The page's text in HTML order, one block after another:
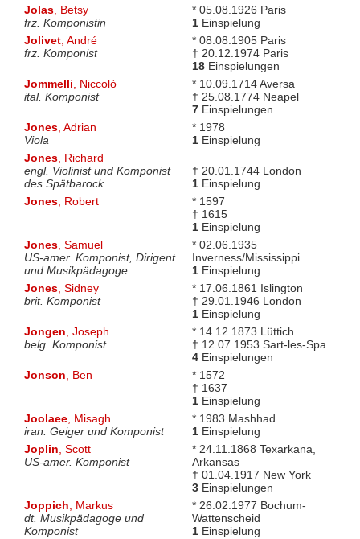
Jolas, Betsy
frz. Komponistin
* 05.08.1926 Paris
1Einspielung
Jolivet, André
frz. Komponist
* 08.08.1905 Paris
† 20.12.1974 Paris
18Einspielungen
Jommelli, Niccolò
ital. Komponist
* 10.09.1714 Aversa
† 25.08.1774 Neapel
7Einspielungen
Jones, Adrian
Viola
* 1978
1Einspielung
Jones, Richard
engl. Violinist und Komponist
des Spätbarock
† 20.01.1744 London
1Einspielung
Jones, Robert
* 1597
† 1615
1Einspielung
Jones, Samuel
US-amer. Komponist, Dirigent
und Musikpädagoge
* 02.06.1935
Inverness/Mississippi
1Einspielung
Jones, Sidney
brit. Komponist
* 17.06.1861 Islington
† 29.01.1946 London
1Einspielung
Jongen, Joseph
belg. Komponist
* 14.12.1873 Lüttich
† 12.07.1953 Sart-les-Spa
4Einspielungen
Jonson, Ben
* 1572
† 1637
1Einspielung
Joolaee, Misagh
iran. Geiger und Komponist
* 1983 Mashhad
1Einspielung
Joplin, Scott
US-amer. Komponist
* 24.11.1868 Texarkana,
Arkansas
† 01.04.1917 New York
3Einspielungen
Joppich, Markus
dt. Musikpädagoge und
Komponist
* 26.02.1977 Bochum-
Wattenscheid
1Einspielung